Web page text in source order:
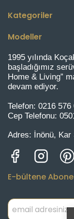
Kategoriler
Modeller
1995 yılında
başladığımız
Home & Living”
devam ediyor.
Telefon: 0216 576
Cep Telefonu:
Adres: İnönü, Kar
E-bültene